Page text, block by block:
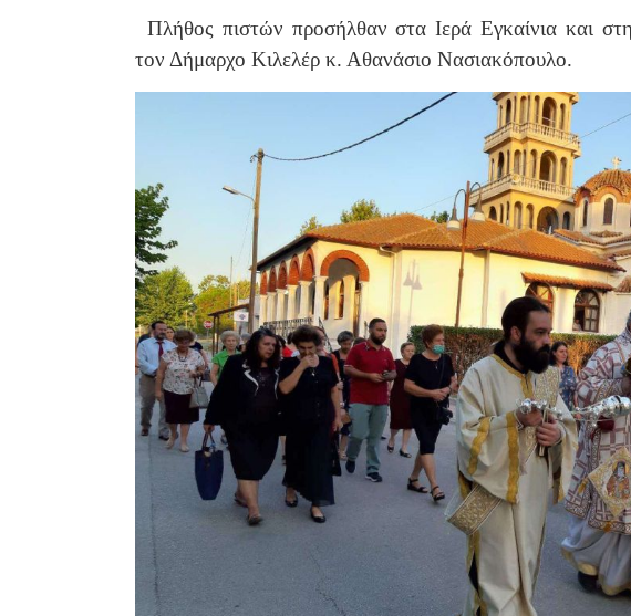
Πλήθος πιστών προσήλθαν στα Ιερά Εγκαίνια και
τον Δήμαρχο Κιλελέρ κ. Αθανάσιο Νασιακόπουλο.